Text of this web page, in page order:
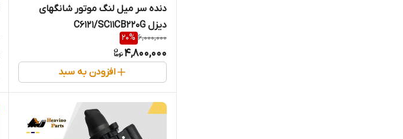
دنده سر میل لنگ موتور شانگهای
دیزل C6121/SC11CB220G
6,000,000
20%
4,800,000
افزودن به سبد